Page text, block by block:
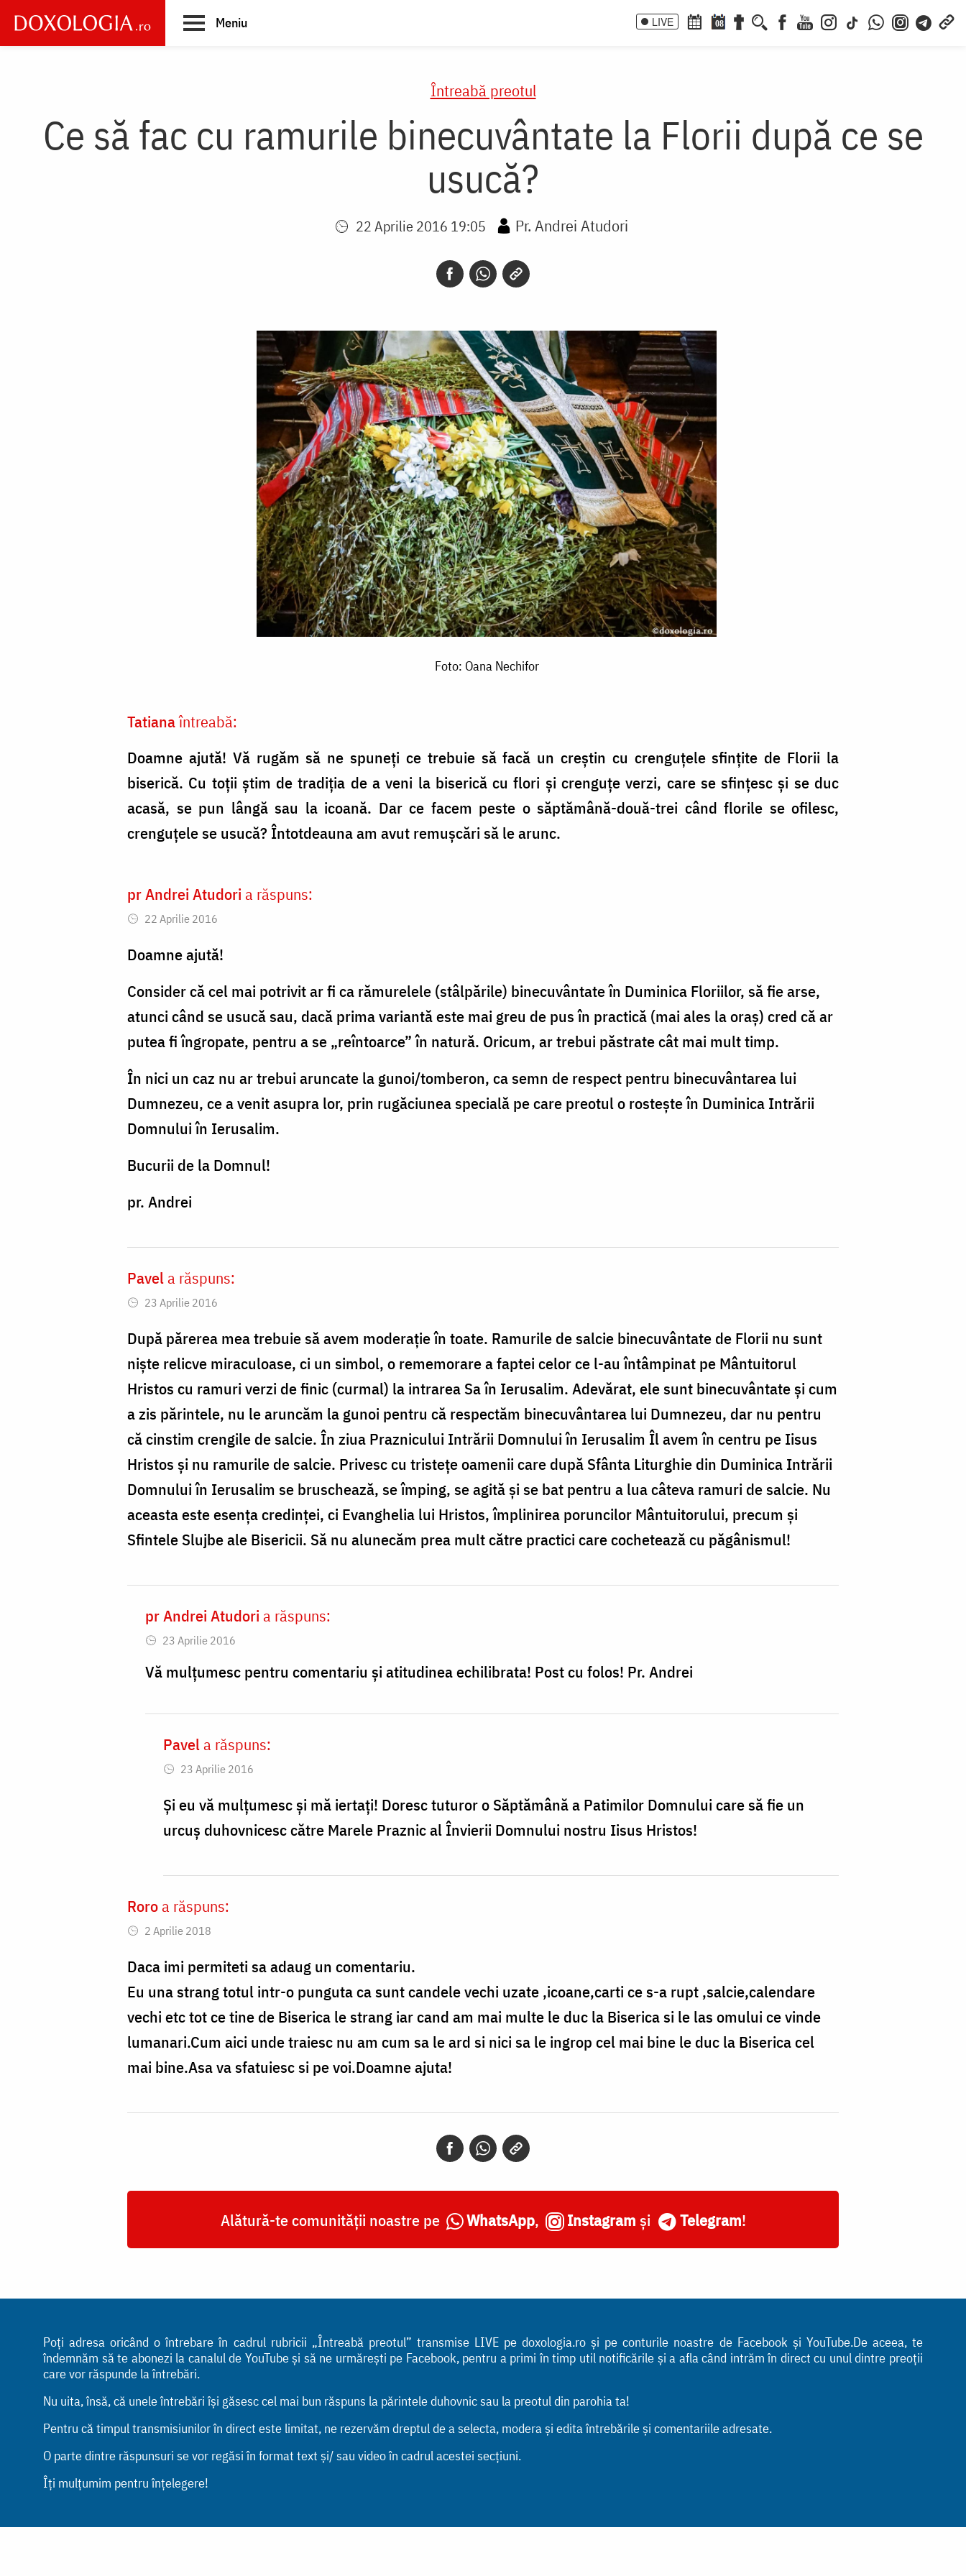
main
Meniu LIVE 08
Întreabă preotul
Ce să fac cu ramurile binecuvântate la Florii după ce se
usucă?
22 Aprilie 2016 19:05 Pr. Andrei Atudori
Foto: Oana Nechifor
Tatianaîntreabă:
Doamne ajută! Vă rugăm să ne spuneți ce trebuie să facă un creștin cu crenguțele sfințite de Florii la
biserică. Cu toții știm de tradiția de a veni la biserică cu flori și crenguțe verzi, care se sfințesc și se duc
acasă, se pun lângă sau la icoană. Dar ce facem peste o săptămână-două-trei când florile se ofilesc,
crenguțele se usucă? Întotdeauna am avut remușcări să le arunc.
pr Andrei Atudori a răspuns:
22 Aprilie 2016
Doamne ajută!
Consider că cel mai potrivit ar fi ca rămurelele (stâlpările) binecuvântate în Duminica Floriilor, să fie arse,
atunci când se usucă sau, dacă prima variantă este mai greu de pus în practică (mai ales la oraș) cred că ar
putea fi îngropate, pentru a se „reîntoarce” în natură. Oricum, ar trebui păstrate cât mai mult timp.
În nici un caz nu ar trebui aruncate la gunoi/tomberon, ca semn de respect pentru binecuvântarea lui
Dumnezeu, ce a venit asupra lor, prin rugăciunea specială pe care preotul o rostește în Duminica Intrării
Domnului în Ierusalim.
Bucurii de la Domnul!
pr. Andrei
Pavel a răspuns:
23 Aprilie 2016
După părerea mea trebuie să avem moderație în toate. Ramurile de salcie binecuvântate de Florii nu sunt
nişte relicve miraculoase, ci un simbol, o rememorare a faptei celor ce l-au întâmpinat pe Mântuitorul
Hristos cu ramuri verzi de finic (curmal) la intrarea Sa în Ierusalim. Adevărat, ele sunt binecuvântate şi cum
a zis părintele, nu le aruncăm la gunoi pentru că respectăm binecuvântarea lui Dumnezeu, dar nu pentru
că cinstim crengile de salcie. În ziua Praznicului Intrării Domnului în Ierusalim Îl avem în centru pe Iisus
Hristos şi nu ramurile de salcie. Privesc cu tristețe oamenii care după Sfânta Liturghie din Duminica Intrării
Domnului în Ierusalim se bruschează, se împing, se agită şi se bat pentru a lua câteva ramuri de salcie. Nu
aceasta este esența credinței, ci Evanghelia lui Hristos, împlinirea poruncilor Mântuitorului, precum şi
Sfintele Slujbe ale Bisericii. Să nu alunecăm prea mult către practici care cochetează cu păgânismul!
In
reply
to
părerea
mea
trebuie
pr Andrei Atudori a răspuns:
23 Aprilie 2016
Vă mulțumesc pentru comentariu și atitudinea echilibrata! Post cu folos! Pr. Andrei
In
reply
to
Vă
pentru
by
andrei.atudori
Pavel a răspuns:
23 Aprilie 2016
Și eu vă mulțumesc și mă iertați! Doresc tuturor o Săptămână a Patimilor Domnului care să fie un
urcuș duhovnicesc către Marele Praznic al Învierii Domnului nostru Iisus Hristos!
Roro a răspuns:
2 Aprilie 2018
Daca imi permiteti sa adaug un comentariu.
Eu una strang totul intr-o punguta ca sunt candele vechi uzate ,icoane,carti ce s-a rupt ,salcie,calendare
vechi etc tot ce tine de Biserica le strang iar cand am mai multe le duc la Biserica si le las omului ce vinde
lumanari.Cum aici unde traiesc nu am cum sa le ard si nici sa le ingrop cel mai bine le duc la Biserica cel
mai bine.Asa va sfatuiesc si pe voi.Doamne ajuta!
Alătură-te comunității noastre pe WhatsApp, Instagram și Telegram!
Poți adresa oricând o întrebare în cadrul rubricii „Întreabă preotul” transmise LIVE pe doxologia.ro și pe conturile noastre de Facebook și YouTube.De aceea, te
îndemnăm să te abonezi la canalul de YouTube și să ne urmărești pe Facebook, pentru a primi în timp util notificările și a afla când intrăm în direct cu unul dintre preoții
care vor răspunde la întrebări.
Nu uita, însă, că unele întrebări își găsesc cel mai bun răspuns la părintele duhovnic sau la preotul din parohia ta!
Pentru că timpul transmisiunilor în direct este limitat, ne rezervăm dreptul de a selecta, modera și edita întrebările și comentariile adresate.
O parte dintre răspunsuri se vor regăsi în format text și/ sau video în cadrul acestei secțiuni.
Îți mulțumim pentru înțelegere!